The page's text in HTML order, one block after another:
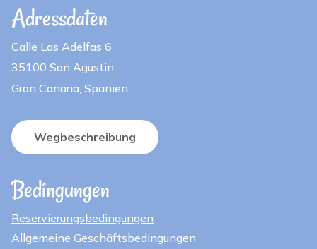
Adressdaten
Calle Las Adelfas 6
35100 San Agustin
Gran Canaria, Spanien
Wegbeschreibung
Bedingungen
Reservierungsbedingungen
Allgemeine Geschäftsbedingungen